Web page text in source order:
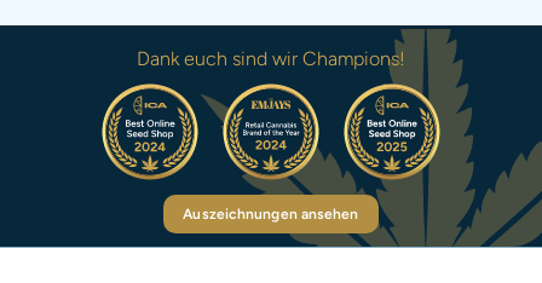
Dank euch sind wir Champions!
Auszeichnungen ansehen